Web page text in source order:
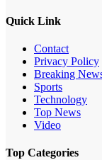
Quick Link
Contact
Privacy Policy
Breaking
Sports
Technology
Top News
Video
Top Categories